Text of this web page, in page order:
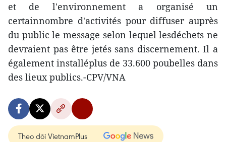
et de l'environnement a organisé un
certainnombre d'activités pour diffuser auprès
du public le message selon lequel lesdéchets ne
devraient pas être jetés sans discernement. Il a
également installéplus de 33.600 poubelles dans
des lieux publics.-CPV/VNA
Theo dõi VietnamPlus